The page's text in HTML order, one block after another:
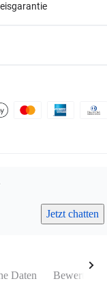
Jetzt chatten
Daten